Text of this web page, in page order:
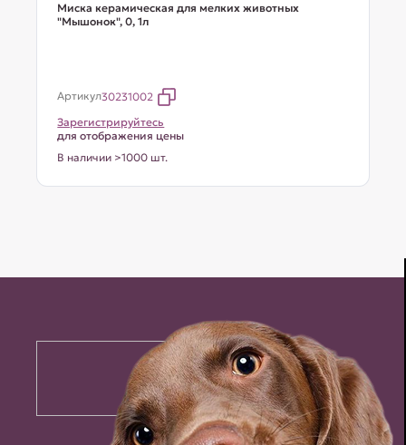
Миска керамическая для мелких животных
"Мышонок", 0, 1л
Артикул30231002
Зарегистрируйтесь
для отображения цены
В наличии >1000 шт.